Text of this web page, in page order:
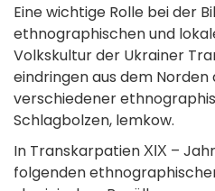
Eine wichtige Rolle bei der
ethnographischen und
Volkskultur der Ukrainer
eindringen aus dem
verschiedener
Schlagbolzen, lemkow.
In Transkarpatien ХІХ –
folgenden